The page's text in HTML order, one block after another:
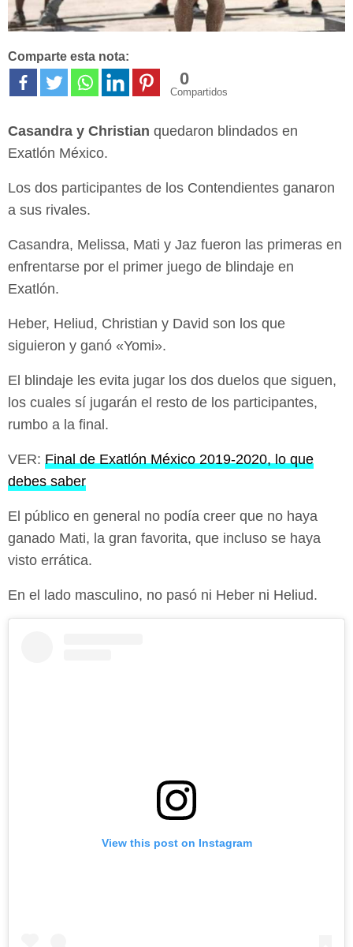
Comparte esta nota:
0
Compartidos
Casandra y Christian quedaron blindados en
Exatlón México.
Los dos participantes de los Contendientes ganaron
a sus rivales.
Casandra, Melissa, Mati y Jaz fueron las primeras en
enfrentarse por el primer juego de blindaje en
Exatlón.
Heber, Heliud, Christian y David son los que
siguieron y ganó «Yomi».
El blindaje les evita jugar los dos duelos que siguen,
los cuales sí jugarán el resto de los participantes,
rumbo a la final.
VER: Final de Exatlón México 2019-2020, lo que
debes saber
El público en general no podía creer que no haya
ganado Mati, la gran favorita, que incluso se haya
visto errática.
En el lado masculino, no pasó ni Heber ni Heliud.
View this post on Instagram